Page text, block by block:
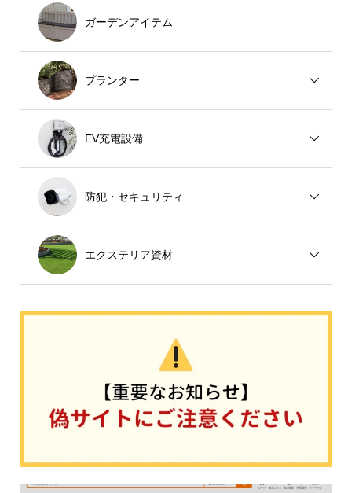
ガーデンアイテム
プランター
EV充電設備
防犯・セキュリティ
エクステリア資材